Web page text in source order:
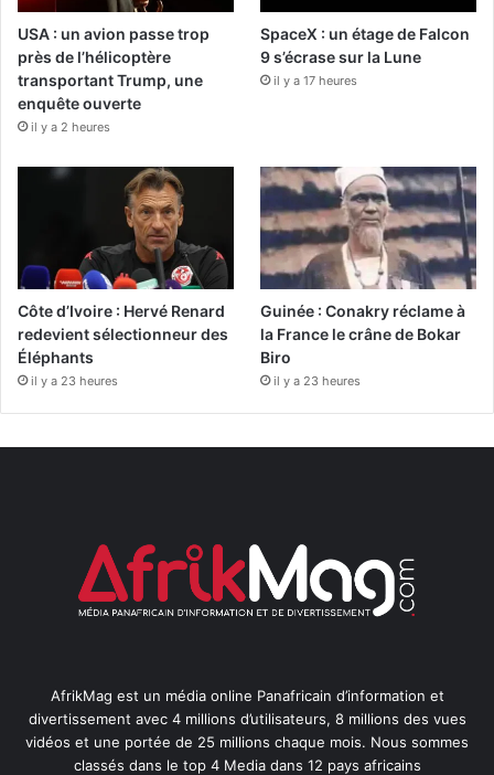
USA : un avion passe trop
près de l’hélicoptère
transportant Trump, une
enquête ouverte
il y a 2 heures
SpaceX : un étage de Falcon
9 s’écrase sur la Lune
il y a 17 heures
Côte d’Ivoire : Hervé Renard
redevient sélectionneur des
Éléphants
il y a 23 heures
Guinée : Conakry réclame à
la France le crâne de Bokar
Biro
il y a 23 heures
AfrikMag est un média online Panafricain d’information et
divertissement avec 4 millions d’utilisateurs, 8 millions des vues
vidéos et une portée de 25 millions chaque mois. Nous sommes
classés dans le top 4 Media dans 12 pays africains